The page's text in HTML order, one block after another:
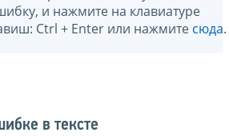
и нажмите на клавиатуре
Ctrl + Enter или нажмите сюда.
в тексте